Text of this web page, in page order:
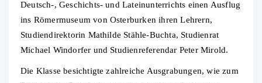
Deutsch-, Geschichts- und Lateinunterrichts einen Ausflug
ins Römermuseum von Osterburken ihren Lehrern,
Studiendirektorin Mathilde Stähle-Buchta, Studienrat
Michael Windorfer und Studienreferendar Peter Mirold.
Die Klasse besichtigte zahlreiche Ausgrabungen, wie zum